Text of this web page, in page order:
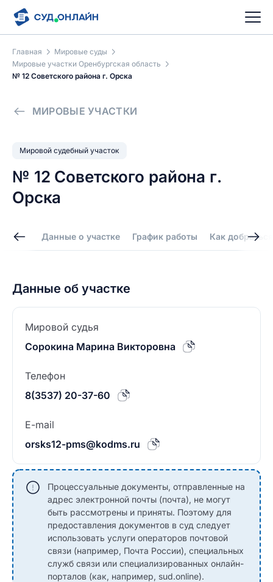
Главная
Мировые суды
Мировые участки Оренбургская область
№ 12 Советского района г. Орска
МИРОВЫЕ УЧАСТКИ
Мировой судебный участок
№ 12 Советского района г.
Орска
Данные о участке График работы Как добраться
Данные об участке
Мировой судья
Сорокина Марина Викторовна
Телефон
8(3537) 20-37-60
E-mail
orsks12-pms@kodms.ru
Процессуальные документы, отправленные на
адрес электронной почты (почта), не могут
быть рассмотрены и приняты. Поэтому для
предоставления документов в суд следует
использовать услуги операторов почтовой
связи (например, Почта России), специальных
служб связи или специализированных онлайн-
порталов (как, например, sud.online).